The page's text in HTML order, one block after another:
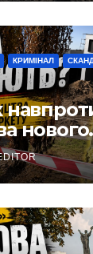
КРИМІНАЛ
нового
навряд